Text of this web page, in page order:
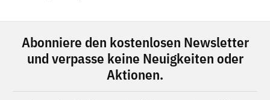
Abonniere den kostenlosen Newsletter
und verpasse keine Neuigkeiten oder
Aktionen.